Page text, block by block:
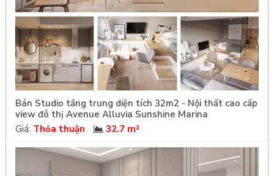
Bán Studio tầng trung diện tích 32m2 - Nội thất cao cấp
view đô thị Avenue Alluvia Sunshine Marina
Giá: Thỏa thuận 32.7 m²